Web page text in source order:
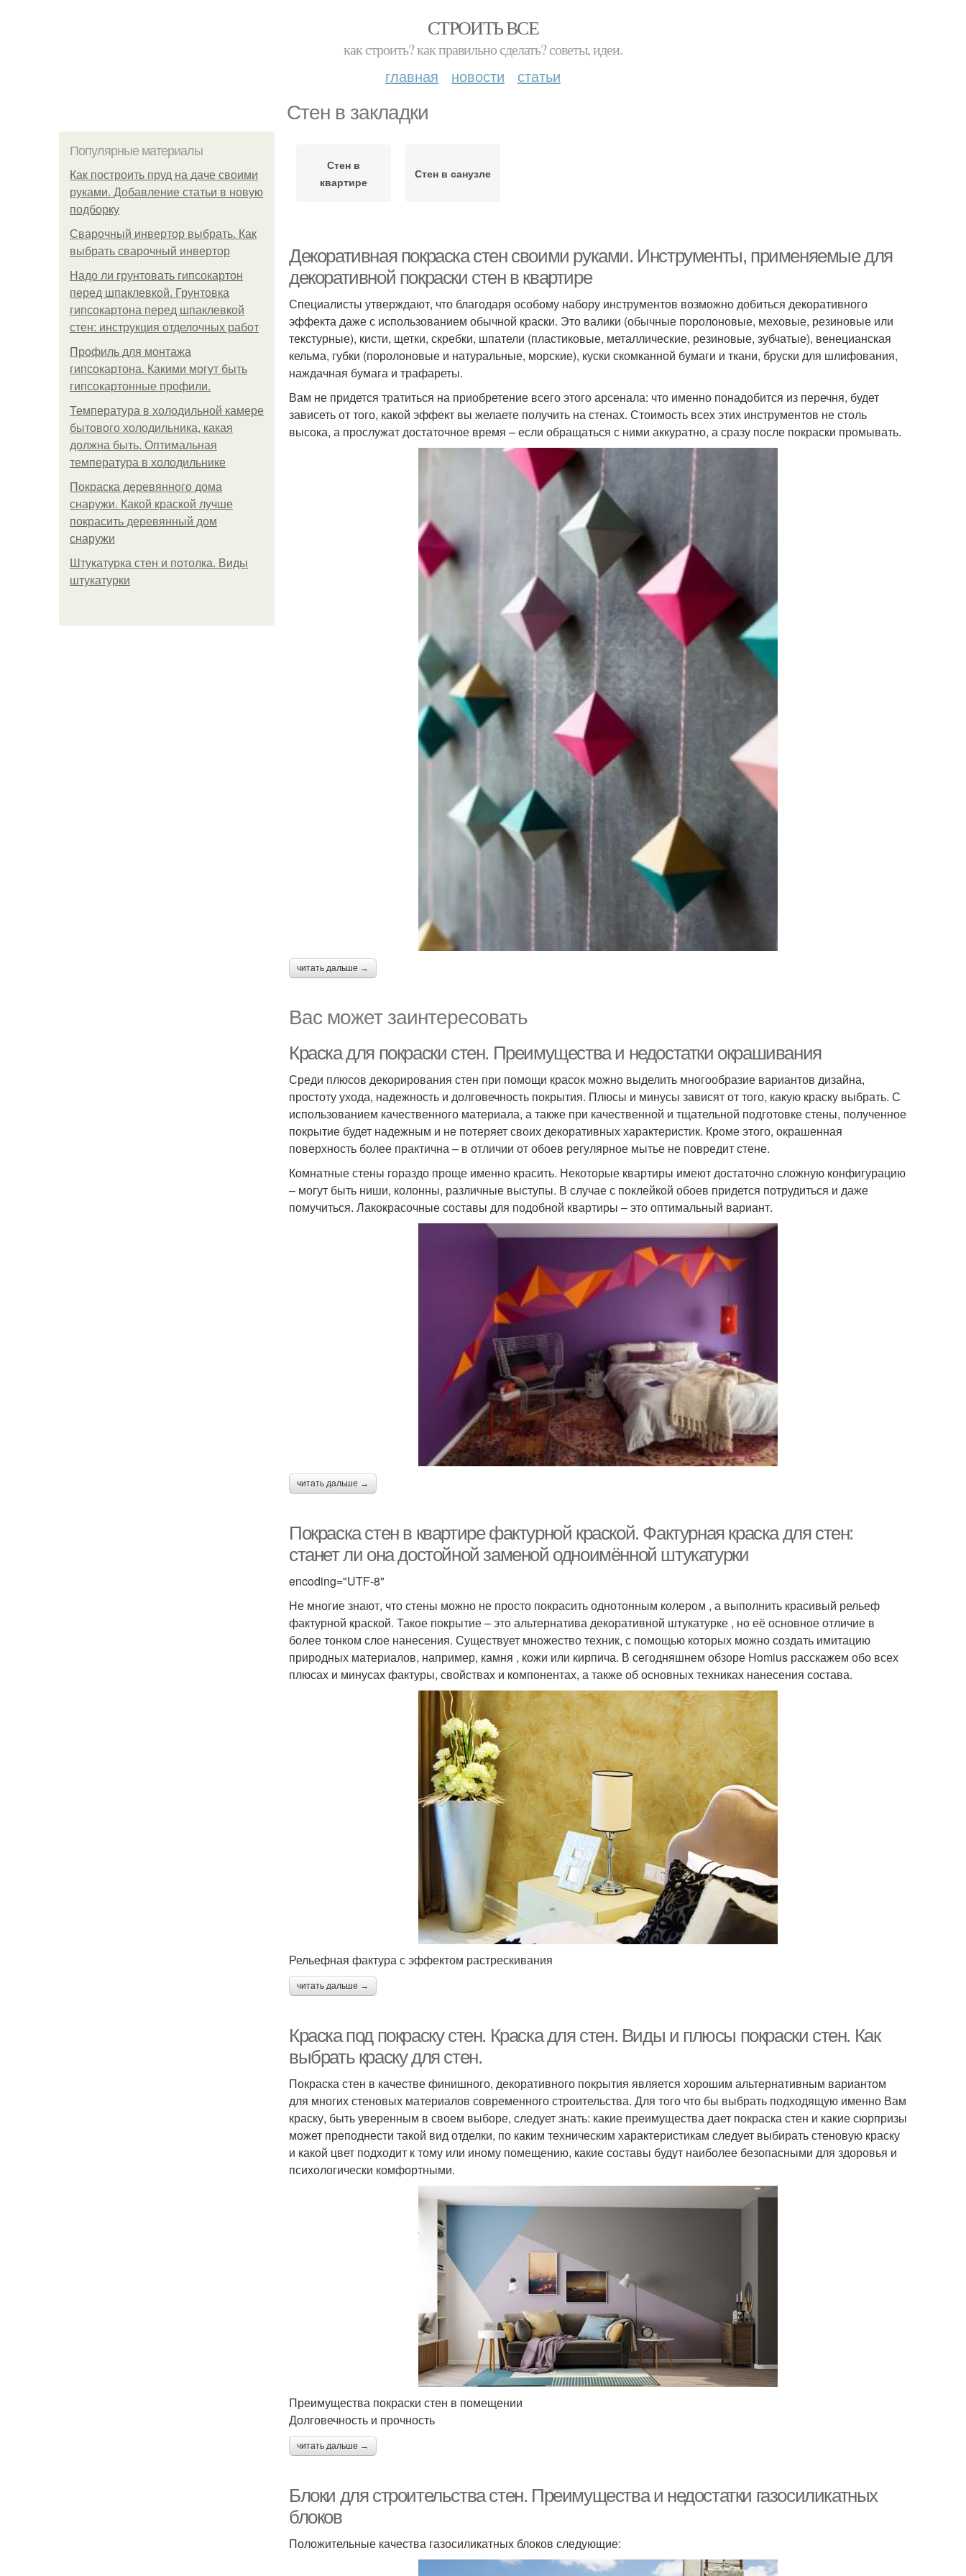
СТРОИТЬ ВСЕ
как строить? как правильно сделать? советы, идеи.
главная новости статьи
Стен в закладки
Популярные материалы
Как построить пруд на даче своими
руками. Добавление статьи в новую
подборку
Сварочный инвертор выбрать. Как
выбрать сварочный инвертор
Надо ли грунтовать гипсокартон
перед шпаклевкой. Грунтовка
гипсокартона перед шпаклевкой
стен: инструкция отделочных работ
Профиль для монтажа
гипсокартона. Какими могут быть
гипсокартонные профили.
Температура в холодильной камере
бытового холодильника, какая
должна быть. Оптимальная
температура в холодильнике
Покраска деревянного дома
снаружи. Какой краской лучше
покрасить деревянный дом
снаружи
Штукатурка стен и потолка. Виды
штукатурки
Стен в
квартире
Стен в санузле
Декоративная покраска стен своими руками. Инструменты, применяемые для
декоративной покраски стен в квартире
Специалисты утверждают, что благодаря особому набору инструментов возможно добиться декоративного
эффекта даже с использованием обычной краски. Это валики (обычные поролоновые, меховые, резиновые или
текстурные), кисти, щетки, скребки, шпатели (пластиковые, металлические, резиновые, зубчатые), венецианская
кельма, губки (поролоновые и натуральные, морские), куски скомканной бумаги и ткани, бруски для шлифования,
наждачная бумага и трафареты.
Вам не придется тратиться на приобретение всего этого арсенала: что именно понадобится из перечня, будет
зависеть от того, какой эффект вы желаете получить на стенах. Стоимость всех этих инструментов не столь
высока, а прослужат достаточное время – если обращаться с ними аккуратно, а сразу после покраски промывать.
читать дальше →
Вас может заинтересовать
Краска для покраски стен. Преимущества и недостатки окрашивания
Среди плюсов декорирования стен при помощи красок можно выделить многообразие вариантов дизайна,
простоту ухода, надежность и долговечность покрытия. Плюсы и минусы зависят от того, какую краску выбрать. С
использованием качественного материала, а также при качественной и тщательной подготовке стены, полученное
покрытие будет надежным и не потеряет своих декоративных характеристик. Кроме этого, окрашенная
поверхность более практична – в отличии от обоев регулярное мытье не повредит стене.
Комнатные стены гораздо проще именно красить. Некоторые квартиры имеют достаточно сложную конфигурацию
– могут быть ниши, колонны, различные выступы. В случае с поклейкой обоев придется потрудиться и даже
помучиться. Лакокрасочные составы для подобной квартиры – это оптимальный вариант.
читать дальше →
Покраска стен в квартире фактурной краской. Фактурная краска для стен:
станет ли она достойной заменой одноимённой штукатурки
encoding="UTF-8"
Не многие знают, что стены можно не просто покрасить однотонным колером , а выполнить красивый рельеф
фактурной краской. Такое покрытие – это альтернатива декоративной штукатурке , но её основное отличие в
более тонком слое нанесения. Существует множество техник, с помощью которых можно создать имитацию
природных материалов, например, камня , кожи или кирпича. В сегодняшнем обзоре Homius расскажем обо всех
плюсах и минусах фактуры, свойствах и компонентах, а также об основных техниках нанесения состава.
Рельефная фактура с эффектом растрескивания
читать дальше →
Краска под покраску стен. Краска для стен. Виды и плюсы покраски стен. Как
выбрать краску для стен.
Покраска стен в качестве финишного, декоративного покрытия является хорошим альтернативным вариантом
для многих стеновых материалов современного строительства. Для того что бы выбрать подходящую именно Вам
краску, быть уверенным в своем выборе, следует знать: какие преимущества дает покраска стен и какие сюрпризы
может преподнести такой вид отделки, по каким техническим характеристикам следует выбирать стеновую краску
и какой цвет подходит к тому или иному помещению, какие составы будут наиболее безопасными для здоровья и
психологически комфортными.
Преимущества покраски стен в помещении
Долговечность и прочность
читать дальше →
Блоки для строительства стен. Преимущества и недостатки газосиликатных
блоков
Положительные качества газосиликатных блоков следующие: